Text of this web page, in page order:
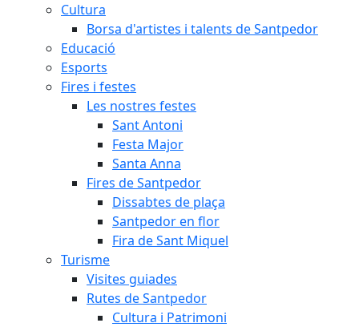
Cultura
Borsa d'artistes i talents de Santpedor
Educació
Esports
Fires i festes
Les nostres festes
Sant Antoni
Festa Major
Santa Anna
Fires de Santpedor
Dissabtes de plaça
Santpedor en flor
Fira de Sant Miquel
Turisme
Visites guiades
Rutes de Santpedor
Cultura i Patrimoni